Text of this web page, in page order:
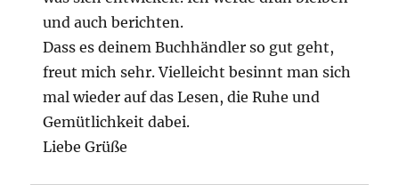
und auch berichten.
Dass es deinem Buchhändler so gut geht,
freut mich sehr. Vielleicht besinnt man sich
mal wieder auf das Lesen, die Ruhe und
Gemütlichkeit dabei.
Liebe Grüße